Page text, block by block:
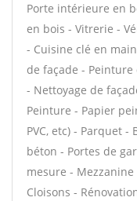
Porte intérieure en
en bois - Vitrerie -
- Cuisine clé en
de façade -
- Nettoyage de
Peinture - Papier
PVC, etc) - Parquet
béton - Portes de
mesure -
Cloisons -